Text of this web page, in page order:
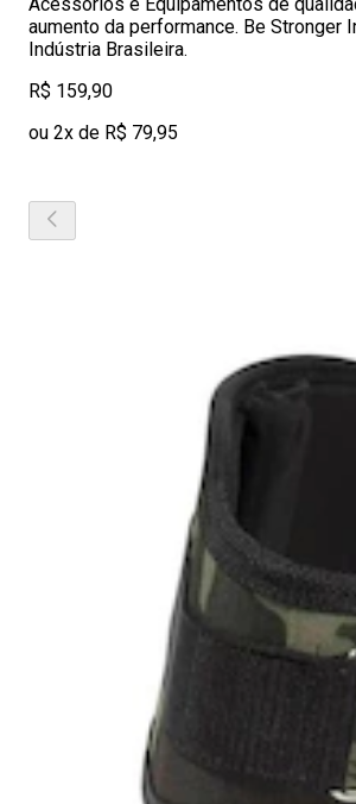
aumento da performance. Be Stronger
Indústria Brasileira.
R$ 159,90
ou 2x de R$ 79,95